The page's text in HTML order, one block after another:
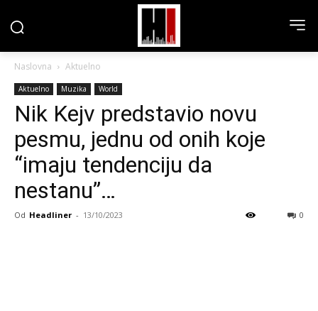
Naslovna Aktuelno
Aktuelno Muzika World
Nik Kejv predstavio novu
pesmu, jednu od onih koje
“imaju tendenciju da
nestanu”…
Od Headliner - 13/10/2023 0